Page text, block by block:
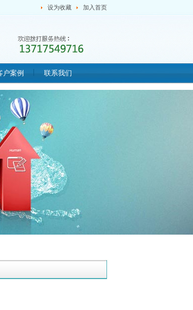
设为收藏 加入首页
户案例 联系我们